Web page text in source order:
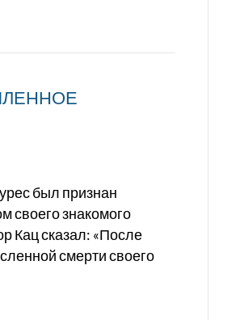
был признан
своего знакомого
Кац сказал: «После
смерти своего